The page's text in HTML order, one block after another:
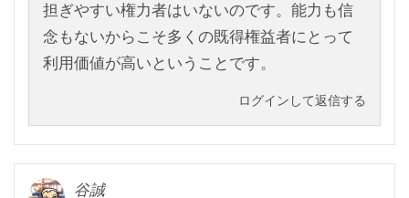
担ぎやすい権力者はいないのです。能力も信
念もないからこそ多くの既得権益者にとって
利用価値が高いということです。
ログインして返信する
谷誠